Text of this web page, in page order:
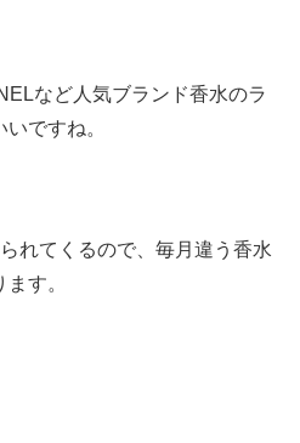
など人気ブランド香水のラ
ですね。
れてくるので、毎月違う香水
す。